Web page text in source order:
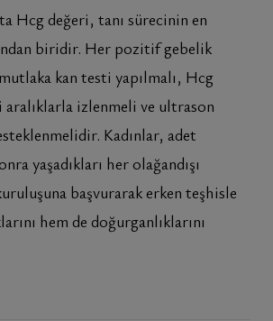
Hcg değeri, tanı sürecinin en
biridir. Her pozitif gebelik
kan testi yapılmalı, Hcg
izlenmeli ve ultrason
Kadınlar, adet
yaşadıkları her olağandışı
başvurarak erken teşhisle
hem de doğurganlıklarını